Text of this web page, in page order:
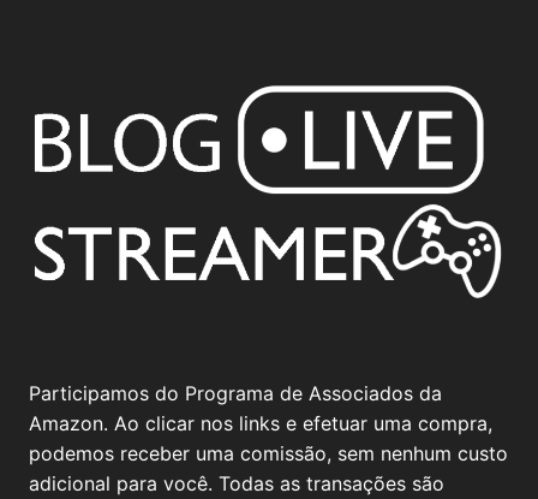
Participamos do Programa de Associados da
Amazon. Ao clicar nos links e efetuar uma compra,
podemos receber uma comissão, sem nenhum custo
adicional para você. Todas as transações são